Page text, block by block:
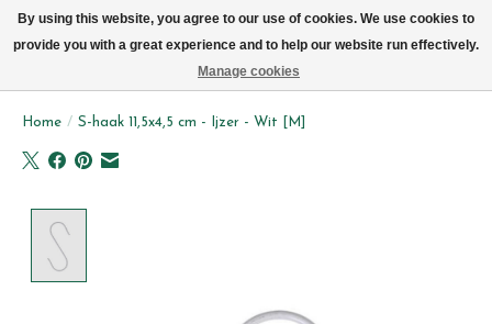
Home / S-haak 11,5x4,5 cm - Ijzer - Wit [M]
By using this website, you agree to our use of cookies. We use cookies to
provide you with a great experience and to help our website run effectively.
Manage cookies